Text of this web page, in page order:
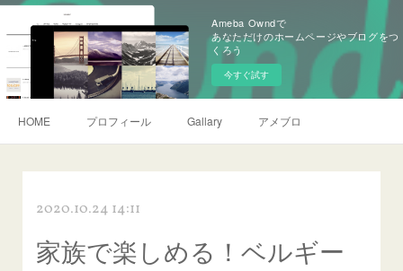
Ameba Owndで
あなただけのホームページやブログをつ
くろう
今すぐ試す
HOME プロフィール Gallary アメブロ
2020.10.24 14:11
家族で楽しめる！ベルギー